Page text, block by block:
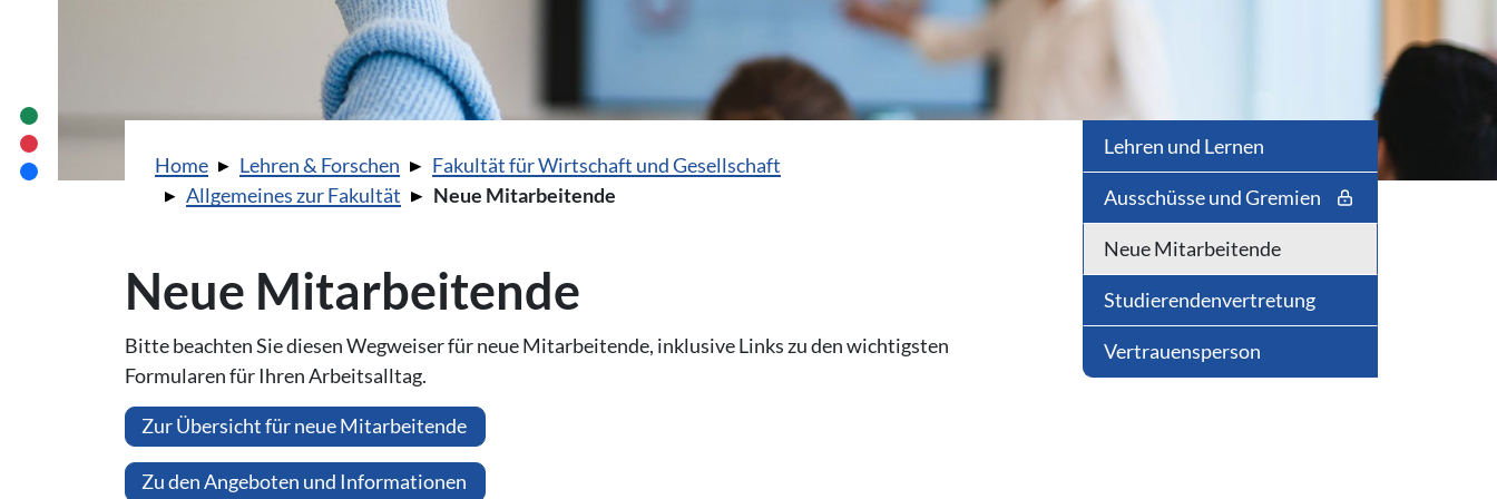
Sie sind hier:
Home Lehren & Forschen
Fakultät für Wirtschaft und Gesellschaft
Allgemeines zur Fakultät
Neue Mitarbeitende
Neue Mitarbeitende
Bitte beachten Sie diesen Wegweiser für neue Mitarbeitende, inklusive Links zu den wichtigsten
Formularen für Ihren Arbeitsalltag.
Zur Übersicht für neue Mitarbeitende
Zu den Angeboten und Informationen
Lehren und Lernen
Ausschüsse und Gremien
Neue Mitarbeitende
Studierendenvertretung
Vertrauensperson